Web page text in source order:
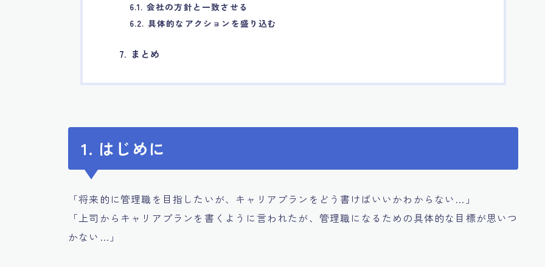
6.1. 会社の方針と一致させる
6.2. 具体的なアクションを盛り込む
7. まとめ
1. はじめに
「将来的に管理職を目指したいが、キャリアプランをどう書けばいいかわからない…」
「上司からキャリアプランを書くように言われたが、管理職になるための具体的な目標が思いつ
かない…」